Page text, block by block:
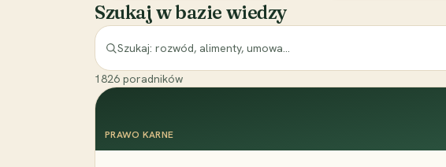
Szukaj w bazie wiedzy
1826 poradników
PRAWO KARNE